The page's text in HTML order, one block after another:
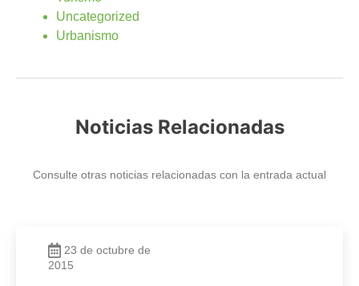
Uncategorized
Urbanismo
Noticias Relacionadas
Consulte otras noticias relacionadas con la entrada actual
23 de octubre de
2015